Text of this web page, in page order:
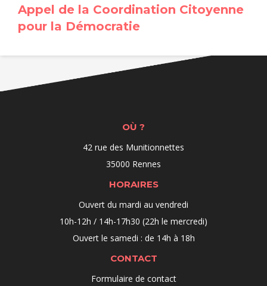
Appel de la Coordination Citoyenne
pour la Démocratie
OÙ ?
42 rue des Munitionnettes
35000 Rennes
HORAIRES
Ouvert du mardi au vendredi
10h-12h / 14h-17h30 (22h le mercredi)
Ouvert le samedi : de 14h à 18h
CONTACT
Formulaire de contact